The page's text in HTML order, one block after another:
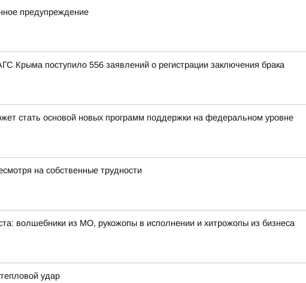
предупреждение
Крыма поступило 556 заявлений о регистрации заключения брака
стать основой новых программ поддержки на федеральном уровне
на собственные трудности
волшебники из МО, рукожопы в исполнении и хитрожопы из бизнеса
удар